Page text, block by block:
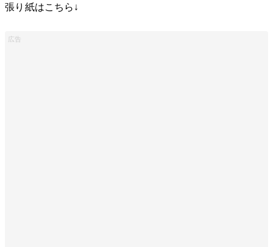
張り紙はこちら↓